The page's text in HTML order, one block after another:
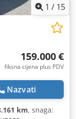
1 / 15
159.000 €
fiksna cijena plus PDV
Nazvati
km, snaga: